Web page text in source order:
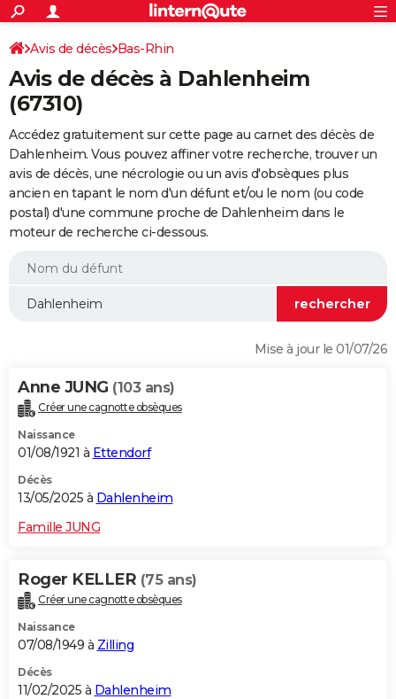
ACTUALITÉS
Politique
Société
Faits Divers
Education
Monde
Villes
+
SPORT
Coupe du monde 2026
Football
Tennis
Cyclisme
Rugby
Forum
FINANCE
Retraite
Impôts
Epargne
Immobilier
Risques naturels par ville
Banque
Assurance
Crédit
Essais
Réserver un essai
Citadines
Berlines
SUV
Forum auto
+
HIGH-TECH
Mobiles
Meilleur smartphone
Internet
Ordinateurs
Jeux vidéo
Guide high-tech
+BRICOLAGE
Forum
Aménagement intérieur
Extérieur
Cuisine
Salle de bains
Jardinage
Rangement
WEEK-END
Guides de France
Escapades
Patrimoine
Expositions
Musées
Week-end nature
LIFESTYLE
Alimentation
Guide de la santé
Maladies
Médicaments
Sommeil
VOYAGE
Destinations
City break
Voyage nature
Voyage de noces
Forum
Climat
+PHOTO
GUIDES D'ACHAT
BONS PLANS
CARTE DE VOEUX
Dictionnaire
Biographies
Citations
Expressions
Proverbes
PROGRAMME TV
COPAINS D'AVANT
S'inscrire
Se connecter
Lycées
Collèges
Primaires
Universités
Entreprises
Service militaire
Avis de recherche
AVIS DE DÉCÈS
Connexion
Avis de décès Bas-Rhin
Avis de décès à Dahlenheim
(67310)
Accédez gratuitement sur cette page au carnet des décès de
Dahlenheim. Vous pouvez affiner votre recherche, trouver un
avis de décès, une nécrologie ou un avis d'obsèques plus
ancien en tapant le nom d'un défunt et/ou le nom (ou code
postal) d'une commune proche de Dahlenheim dans le
moteur de recherche ci-dessous.
Mise à jour le 01/07/26
Anne JUNG (103 ans)
Créer une cagnotte obsèques
Naissance
01/08/1921 à Ettendorf
Décès
13/05/2025 à Dahlenheim
Famille JUNG
Roger KELLER (75 ans)
Créer une cagnotte obsèques
Naissance
07/08/1949 à Zilling
Décès
11/02/2025 à Dahlenheim